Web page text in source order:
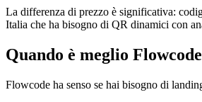
La differenza di prezzo è significativa:
Italia che ha bisogno di QR dinamici con
Quando è meglio
Flowcode ha senso se hai bisogno di